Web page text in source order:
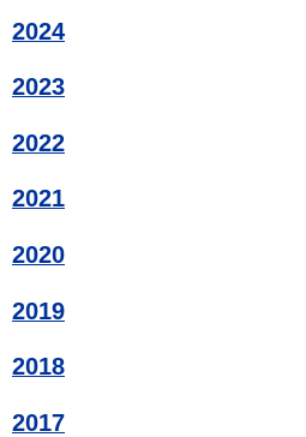
2024
2023
2022
2021
2020
2019
2018
2017